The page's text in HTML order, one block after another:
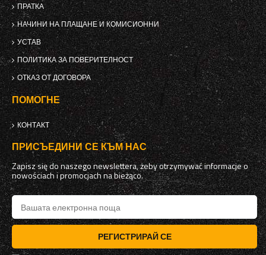
ПРАТКА
НАЧИНИ НА ПЛАЩАНЕ И КОМИСИОННИ
УСТАВ
ПОЛИТИКА ЗА ПОВЕРИТЕЛНОСТ
ОТКАЗ ОТ ДОГОВОРА
ПОМОГНЕ
КОНТАКТ
ПРИСЪЕДИНИ СЕ КЪМ НАС
Zapisz się do naszego newslettera, żeby otrzymywać informacje o
nowościach i promocjach na bieżąco.
РЕГИСТРИРАЙ СЕ